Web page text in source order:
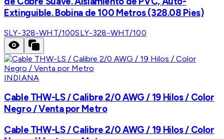
Extinguible. Bobina de 100 Metros (328.08 Pies)
SLY-328-WHT/100SLY-328-WHT/100
INDIANA
Cable THW-LS / Calibre 2/0 AWG / 19 Hilos / Color
Negro / Venta por Metro
Cable THW-LS / Calibre 2/0 AWG / 19 Hilos / Color